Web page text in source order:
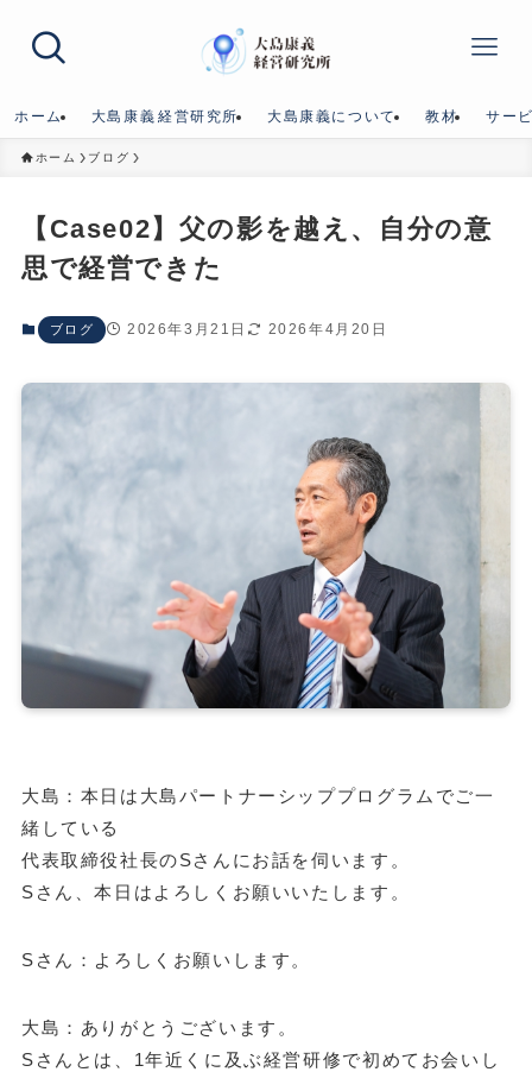
ホーム 大島康義⁨経営研究所 大島康義について 教材 サー
ホーム ブログ
【Case02】父の影を越え、自分の意
思で経営できた
ブログ 2026年3月21日 2026年4月20日
大島：本日は大島パートナーシッププログラムでご一
緒している
代表取締役社長のSさんにお話を伺います。
Sさん、本日はよろしくお願いいたします。
Sさん：よろしくお願いします。
大島：ありがとうございます。
Sさんとは、1年近くに及ぶ経営研修で初めてお会いし